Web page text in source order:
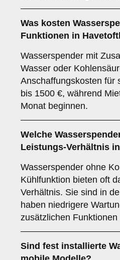
Was kosten
Funktionen in
Wasserspender mit
Wasser oder
Anschaffungskosten für
bis 1500 €, während
Monat beginnen.
Welche
Leistungs-Verhältnis
Wasserspender ohne
Kühlfunktion bieten oft
Verhältnis. Sie sind in
haben niedrigere
zusätzlichen
Sind fest installierte